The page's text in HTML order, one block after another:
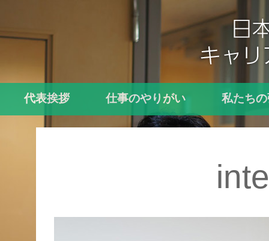
代表挨拶 仕事のやりがい 私たち